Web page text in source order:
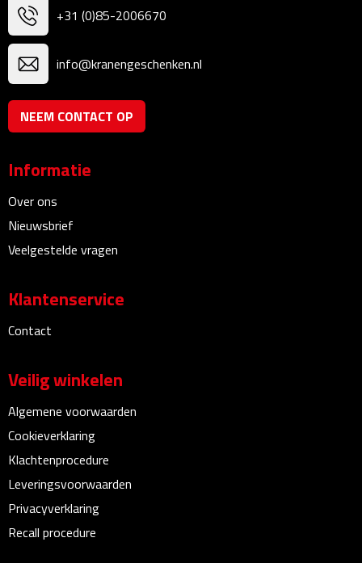
Naambadges & naamkaarthouders
Stickers
Visitekaartjes
Vlaggen
Bureau Toebehoren
Bureauklokken
Bureaulampen
Bureau onderleggers
Bureau organizers
Bureausets
Bureau ventilatoren
Boekenleggers
Briefopeners
Gummen
+31 (0)85-2006670
info@kranengeschenken.nl
NEEM CONTACT OP
Informatie
Over ons
Nieuwsbrief
Veelgestelde vragen
Klantenservice
Contact
Veilig winkelen
Algemene voorwaarden
Cookieverklaring
Klachtenprocedure
Leveringsvoorwaarden
Privacyverklaring
Recall procedure